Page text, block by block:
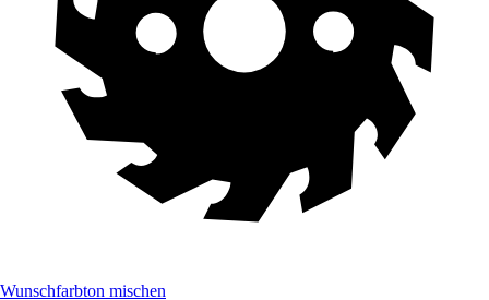
Wunschfarbton mischen